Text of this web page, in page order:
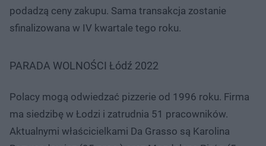
podadzą ceny zakupu. Sama transakcja zostanie
sfinalizowana w IV kwartale tego roku.
PARADA WOLNOŚCI Łódź 2022
Polacy mogą odwiedzać pizzerie od 1996 roku. Firma
ma siedzibę w Łodzi i zatrudnia 51 pracowników.
Aktualnymi właścicielkami Da Grasso są Karolina